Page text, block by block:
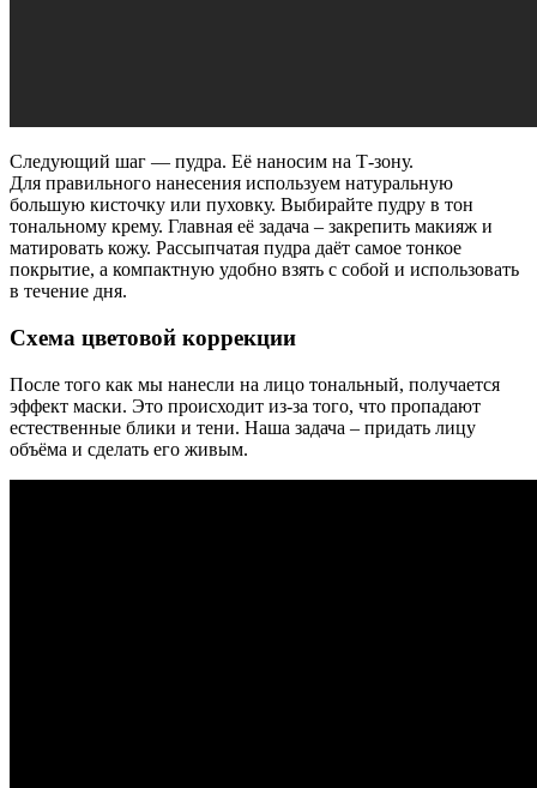
Следующий шаг — пудра. Её наносим на Т-зону.
Для правильного нанесения используем натуральную
большую кисточку или пуховку. Выбирайте пудру в тон
тональному крему. Главная её задача – закрепить макияж и
матировать кожу. Рассыпчатая пудра даёт самое тонкое
покрытие, а компактную удобно взять с собой и использовать
в течение дня.
Схема цветовой коррекции
После того как мы нанесли на лицо тональный, получается
эффект маски. Это происходит из-за того, что пропадают
естественные блики и тени. Наша задача – придать лицу
объёма и сделать его живым.